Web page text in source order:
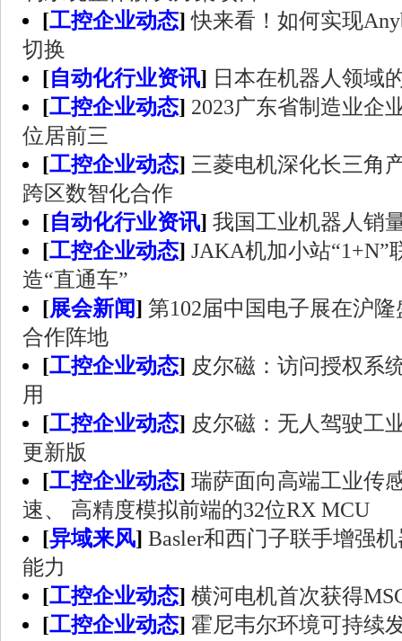
[工控企业动态] 快来看！如何实现
切换
[自动化行业资讯] 日本在机器人领域
[工控企业动态] 2023广东省制造业企
位居前三
[工控企业动态] 三菱电机深化长三角
跨区数智化合作
[自动化行业资讯] 我国工业机器人销
[工控企业动态] JAKA机加小站“1+N”
造“直通车”
[展会新闻] 第102届中国电子展在沪
合作阵地
[工控企业动态] 皮尔磁：访问授权系
用
[工控企业动态] 皮尔磁：无人驾驶工
更新版
[工控企业动态] 瑞萨面向高端工业传
速、 高精度模拟前端的32位RX MCU
[异域来风] Basler和西门子联手增强
能力
[工控企业动态] 横河电机首次获得
[工控企业动态] 霍尼韦尔环境可持续